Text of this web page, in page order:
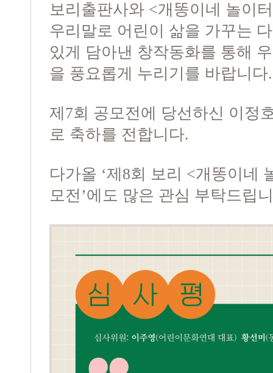
보리출판사와 <개똥이네 놀이
우리말로 어린이 삶을 가꾸는
있게 담아낸 창작동화를 통해
을 풍요롭게 누리기를 바랍니
제7회 공모전에 당선하신 이정
로 축하를 전합니다.
다가올 ‘제8회 보리 <개똥이네
모전’에도 많은 관심 부탁드립